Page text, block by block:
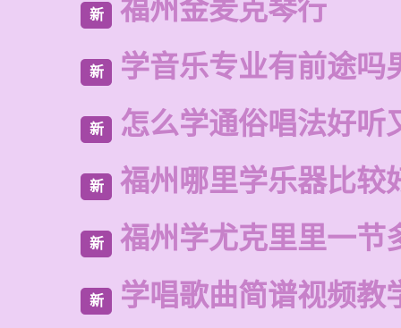
新 福州金麦克琴行
新 学音乐专业有前途吗
新 怎么学通俗唱法好听
新 福州哪里学乐器比较
新 福州学尤克里里一节
新 学唱歌曲简谱视频教